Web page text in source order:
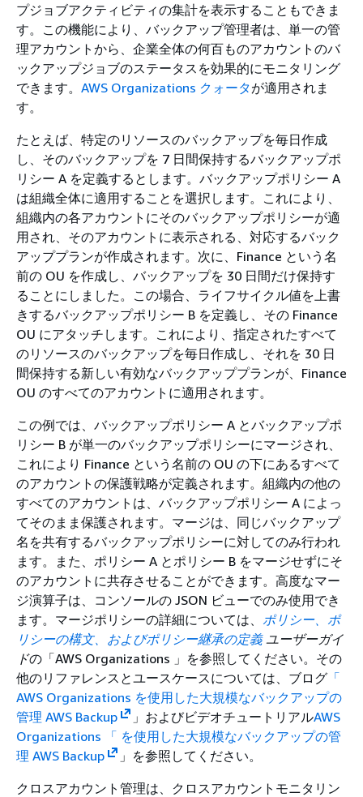
プジョブアクティビティの集計を表示することもできま
す。この機能により、バックアップ管理者は、単一の管
理アカウントから、企業全体の何百ものアカウントのバ
ックアップジョブのステータスを効果的にモニタリング
できます。 AWS Organizations クォータが適用されま
す。
たとえば、特定のリソースのバックアップを毎日作成
し、そのバックアップを 7 日間保持するバックアップポ
リシー A を定義するとします。バックアップポリシー A
は組織全体に適用することを選択します。これにより、
組織内の各アカウントにそのバックアップポリシーが適
用され、そのアカウントに表示される、対応するバック
アッププランが作成されます。次に、Finance という名
前の OU を作成し、バックアップを 30 日間だけ保持す
ることにしました。この場合、ライフサイクル値を上書
きするバックアップポリシー B を定義し、その Finance
OU にアタッチします。これにより、指定されたすべて
のリソースのバックアップを毎日作成し、それを 30 日
間保持する新しい有効なバックアッププランが、Finance
OU のすべてのアカウントに適用されます。
この例では、バックアップポリシー A とバックアップポ
リシー B が単一のバックアップポリシーにマージされ、
これにより Finance という名前の OU の下にあるすべて
のアカウントの保護戦略が定義されます。組織内の他の
すべてのアカウントは、バックアップポリシー A によっ
てそのまま保護されます。マージは、同じバックアップ
名を共有するバックアップポリシーに対してのみ行われ
ます。また、ポリシー A とポリシー B をマージせずにそ
のアカウントに共存させることができます。高度なマー
ジ演算子は、コンソールの JSON ビューでのみ使用でき
ます。マージポリシーの詳細については、 ポリシー、ポ
リシーの構文、およびポリシー継承の定義ユーザーガイ
ドの「AWS Organizations 」を参照してください。その
他のリファレンスとユースケースについては、ブログ 「
AWS Organizations を使用した大規模なバックアップの
管理 AWS Backup
」およびビデオチュートリアルAWS
Organizations 「 を使用した大規模なバックアップの管
理 AWS Backup
」を参照してください。
クロスアカウント管理は、クロスアカウントモニタリン